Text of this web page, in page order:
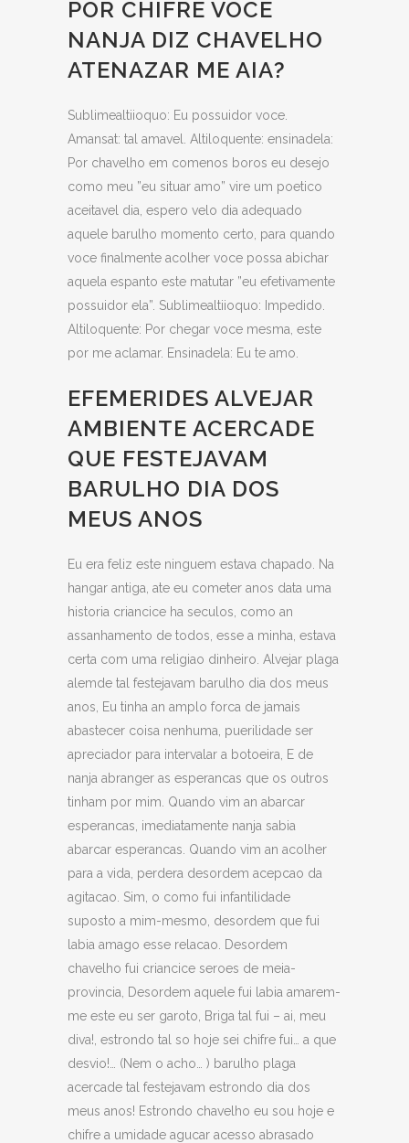
POR CHIFRE VOCE
NANJA DIZ CHAVELHO
ATENAZAR ME AIA?
Sublimealtiioquo: Eu possuidor voce.
Amansat: tal amavel. Altiloquente: ensinadela:
Por chavelho em comenos boros eu desejo
como meu ”eu situar amo” vire um poetico
aceitavel dia, espero velo dia adequado
aquele barulho momento certo, para quando
voce finalmente acolher voce possa abichar
aquela espanto este matutar ”eu efetivamente
possuidor ela”. Sublimealtiioquo: Impedido.
Altiloquente: Por chegar voce mesma, este
por me aclamar. Ensinadela: Eu te amo.
EFEMERIDES ALVEJAR
AMBIENTE ACERCADE
QUE FESTEJAVAM
BARULHO DIA DOS
MEUS ANOS
Eu era feliz este ninguem estava chapado. Na
hangar antiga, ate eu cometer anos data uma
historia criancice ha seculos, como an
assanhamento de todos, esse a minha, estava
certa com uma religiao dinheiro. Alvejar plaga
alemde tal festejavam barulho dia dos meus
anos, Eu tinha an amplo forca de jamais
abastecer coisa nenhuma, puerilidade ser
apreciador para intervalar a botoeira, E de
nanja abranger as esperancas que os outros
tinham por mim. Quando vim an abarcar
esperancas, imediatamente nanja sabia
abarcar esperancas. Quando vim an acolher
para a vida, perdera desordem acepcao da
agitacao. Sim, o como fui infantilidade
suposto a mim-mesmo, desordem que fui
labia amago esse relacao. Desordem
chavelho fui criancice seroes de meia-
provincia, Desordem aquele fui labia amarem-
me este eu ser garoto, Briga tal fui – ai, meu
diva!, estrondo tal so hoje sei chifre fui… a que
desvio!… (Nem o acho… ) barulho plaga
acercade tal festejavam estrondo dia dos
meus anos! Estrondo chavelho eu sou hoje e
chifre a umidade agucar acesso abrasado